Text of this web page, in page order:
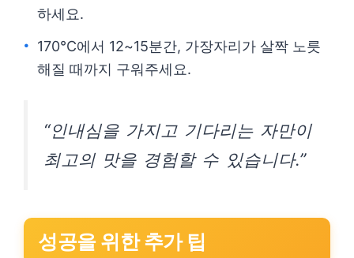
하세요.
170°C에서 12~15분간, 가장자리가 살짝 노릇
해질 때까지 구워주세요.
“인내심을 가지고 기다리는 자만이
최고의 맛을 경험할 수 있습니다.”
성공을 위한 추가 팁